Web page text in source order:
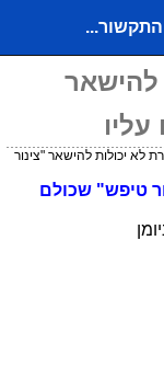
להישאר
לא יכולות להישאר "צינור
טיפש" שכולם